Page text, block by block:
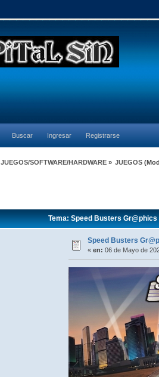
Buscar Ingresar Registrarse
JUEGOS/SOFTWARE/HARDWARE» JUEGOS
Tema: Speed Busters
Speed Busters
« en: 06 de Mayo de